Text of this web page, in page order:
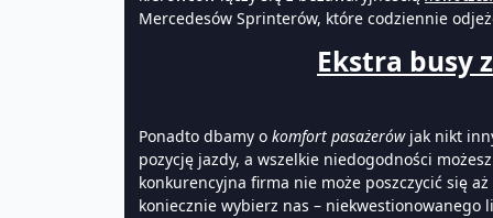
Mercedesów Sprinterów, które codziennie
Ekstra busy
Ponadto dbamy o komfort pasażerówjak nikt
pozycję jazdy, a wszelkie niedogodności
konkurencyjna firma nie może poszczycić się
koniecznie wybierz nas – niekwestionowanego